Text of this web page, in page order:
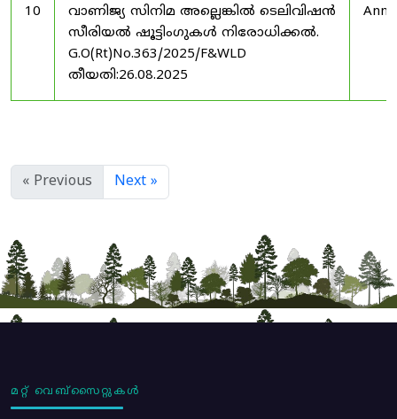
10
വാണിജ്യ സിനിമ അല്ലെങ്കിൽ ടെലിവിഷൻ
സീരിയൽ ഷൂട്ടിംഗുകൾ നിരോധിക്കൽ.
G.O(Rt)No.363/2025/F&WLD
തീയതി:26.08.2025
« Previous Next »
മറ്റ് വെബ്സൈറ്റുകൾ